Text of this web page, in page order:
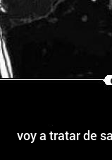
voy a tratar de